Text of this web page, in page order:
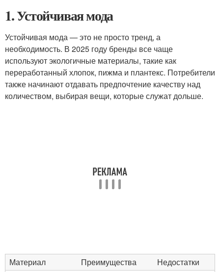
1. Устойчивая мода
Устойчивая мода — это не просто тренд, а
необходимость. В 2025 году бренды все чаще
используют экологичные материалы, такие как
переработанный хлопок, пижма и плантекс. Потребители
также начинают отдавать предпочтение качеству над
количеством, выбирая вещи, которые служат дольше.
Материал Преимущества
Недостатки